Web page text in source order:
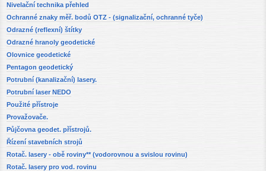
Nivelační technika přehled
Ochranné znaky měř. bodů OTZ - (signalizační, ochranné tyče)
Odrazné (reflexní) štítky
Odrazné hranoly geodetické
Olovnice geodetické
Pentagon geodetický
Potrubní (kanalizační) lasery.
Potrubní laser NEDO
Použité přístroje
Provažovače.
Půjčovna geodet. přístrojů.
Řízení stavebních strojů
Rotač. lasery - obě roviny** (vodorovnou a svislou rovinu)
Rotač. lasery pro vod. rovinu